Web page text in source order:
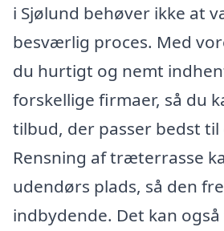
i Sjølund behøver ikke at
besværlig proces. Med
du hurtigt og nemt
forskellige firmaer, så du
tilbud, der passer bedst til
Rensning af træterrasse
udendørs plads, så den
indbydende. Det kan